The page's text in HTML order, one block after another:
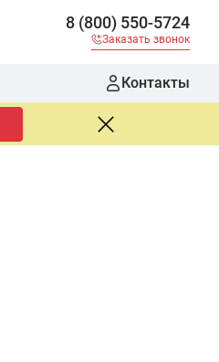
8 (800) 550-5724
Заказать звонок
Контакты